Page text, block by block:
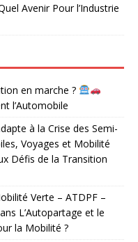
Avenir Pour l’Industrie
en marche ?
l’Automobile
à la Crise des Semi-
Voyages et Mobilité
Défis de la Transition
Verte – ATDPF –
L’Autopartage et le
la Mobilité ?